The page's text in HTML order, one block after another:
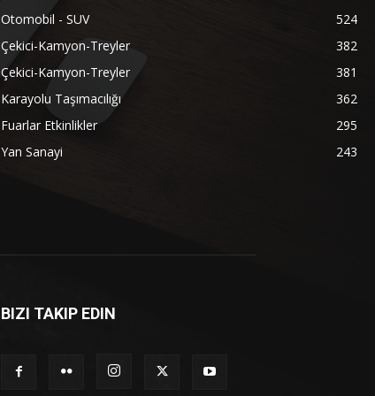
Otomobil - SUV
524
Çekici-Kamyon-Treyler
382
Çekici-Kamyon-Treyler
381
Karayolu Taşımacılığı
362
Fuarlar Etkinlikler
295
Yan Sanayi
243
BIZI TAKIP EDIN